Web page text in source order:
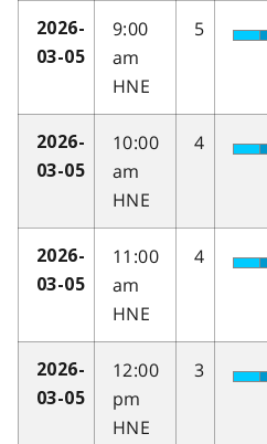
2026-
03-05
9:00
am
HNE
5
2026-
03-05
10:00
am
HNE
4
2026-
03-05
11:00
am
HNE
4
2026-
03-05
12:00
pm
HNE
3